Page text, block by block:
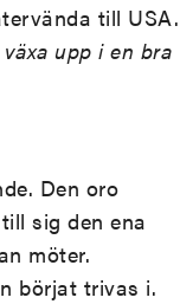
till USA.
upp i en bra
Den oro
sig den ena
möter.
börjat trivas i.